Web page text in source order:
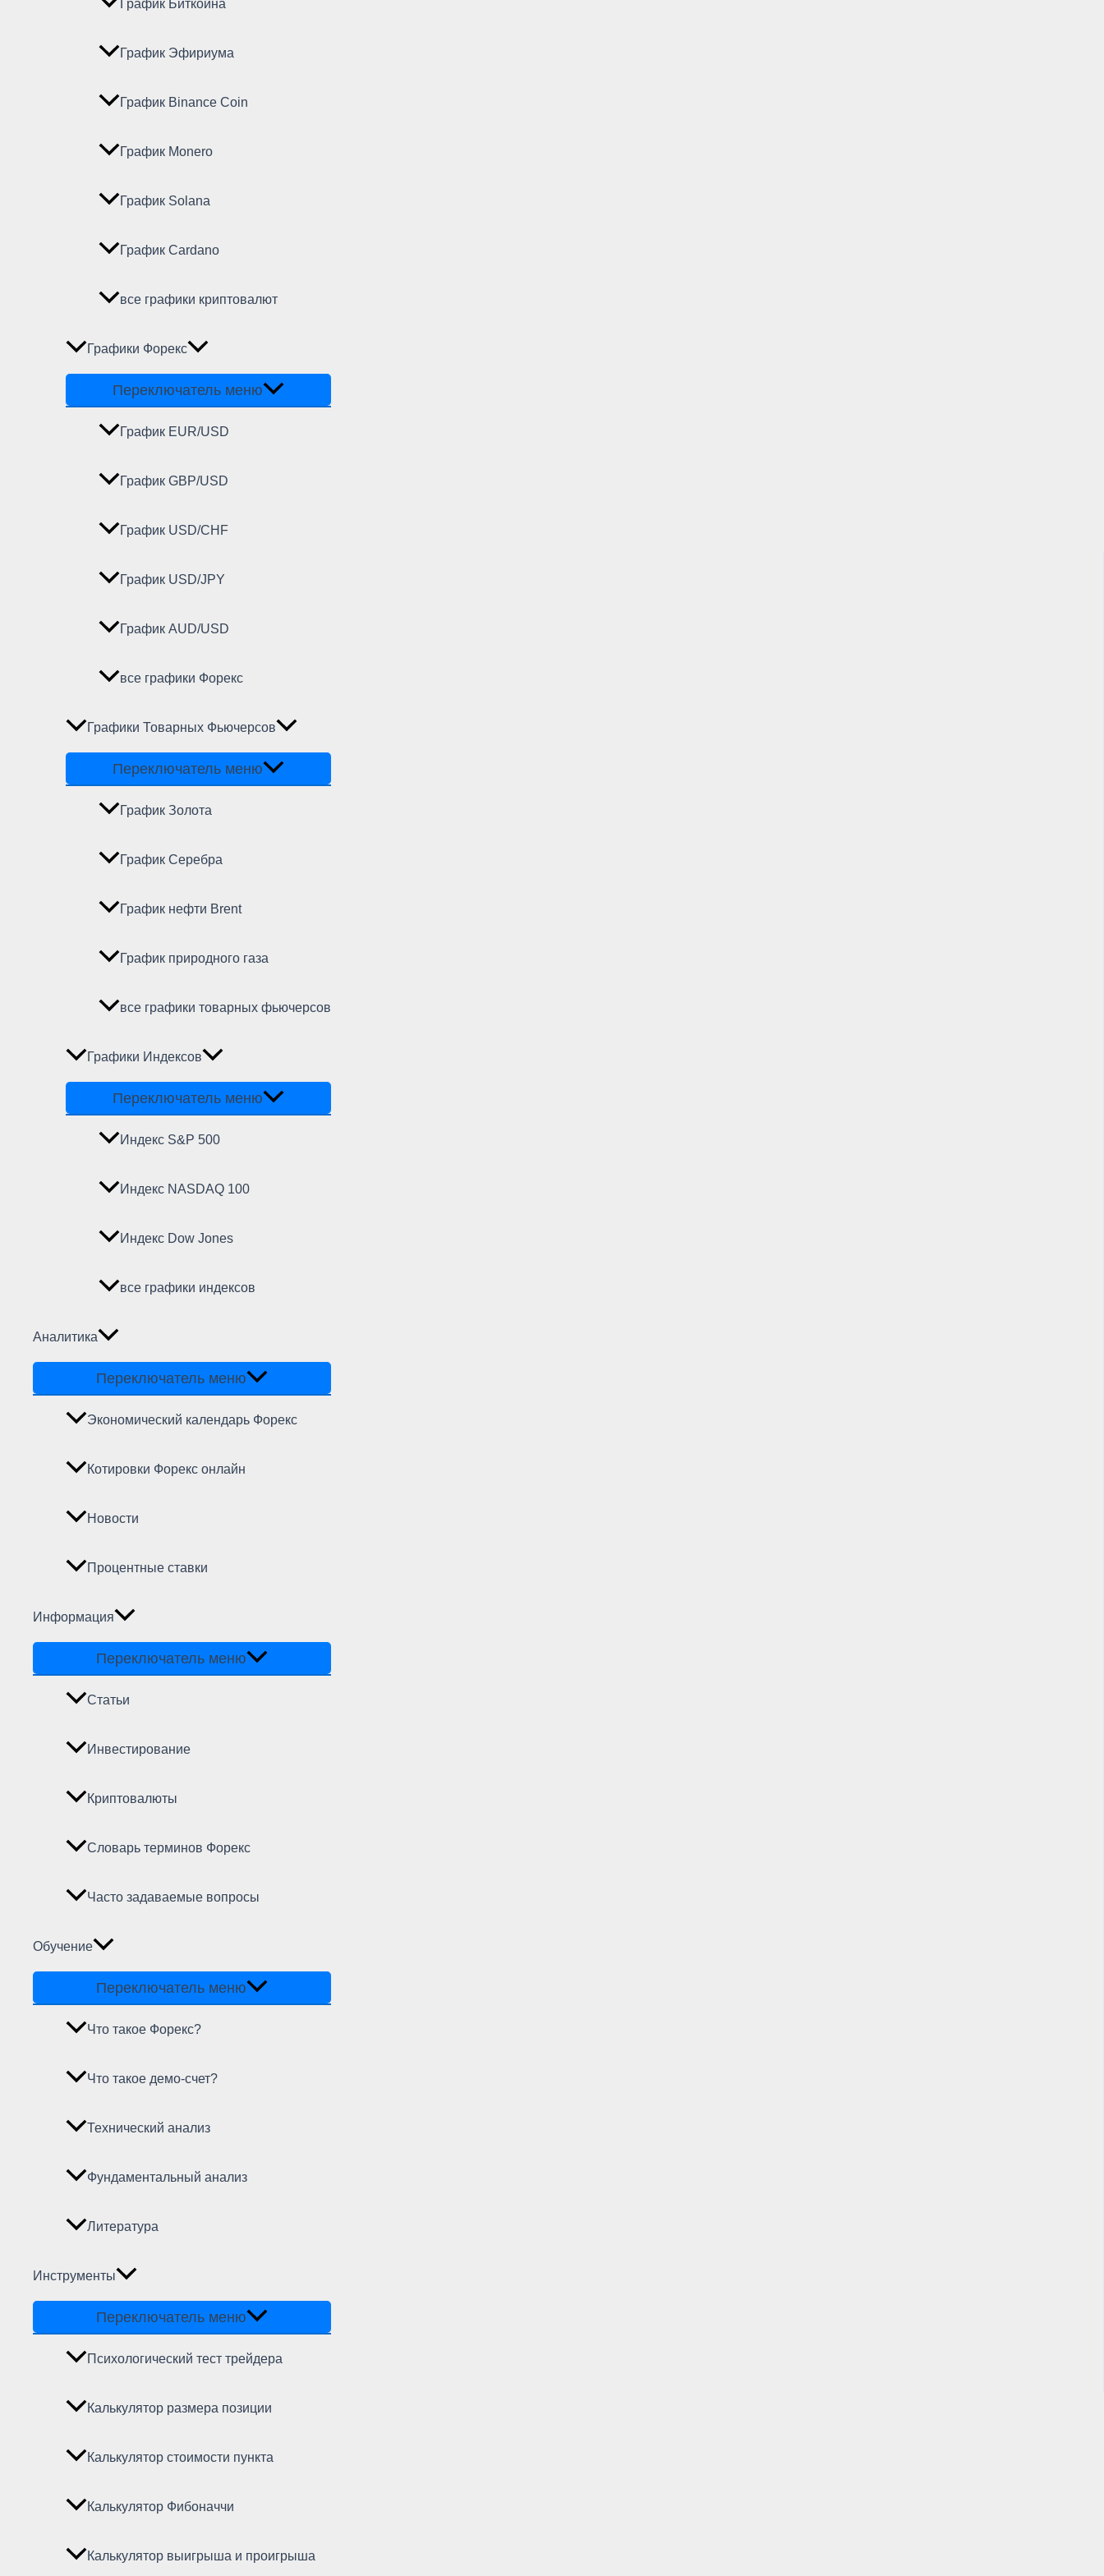
График Биткойна
График Эфириума
График Binance Coin
График Monero
График Solana
График Cardano
все графики криптовалют
Графики Форекс
Переключатель меню
График EUR/USD
График GBP/USD
График USD/CHF
График USD/JPY
График AUD/USD
все графики Форекс
Графики Товарных Фьючерсов
Переключатель меню
График Золота
График Серебра
График нефти Brent
График природного газа
все графики товарных фьючерсов
Графики Индексов
Переключатель меню
Индекс S&P 500
Индекс NASDAQ 100
Индекс Dow Jones
все графики индексов
Аналитика
Переключатель меню
Экономический календарь Форекс
Котировки Форекс онлайн
Новости
Процентные ставки
Информация
Переключатель меню
Статьи
Инвестирование
Криптовалюты
Словарь терминов Форекс
Часто задаваемые вопросы
Обучение
Переключатель меню
Что такое Форекс?
Что такое демо-счет?
Технический анализ
Фундаментальный анализ
Литература
Инструменты
Переключатель меню
Психологический тест трейдера
Калькулятор размера позиции
Калькулятор стоимости пункта
Калькулятор Фибоначчи
Калькулятор выигрыша и проигрыша